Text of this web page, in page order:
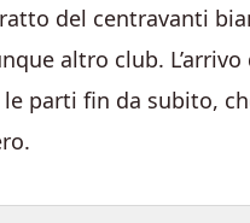
del centravanti
altro club.
parti fin da subito,